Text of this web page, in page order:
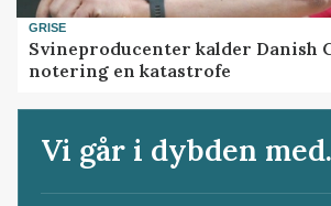
GRISE
Svineproducenter kalder Danish
notering en katastrofe
Vi går i dybden